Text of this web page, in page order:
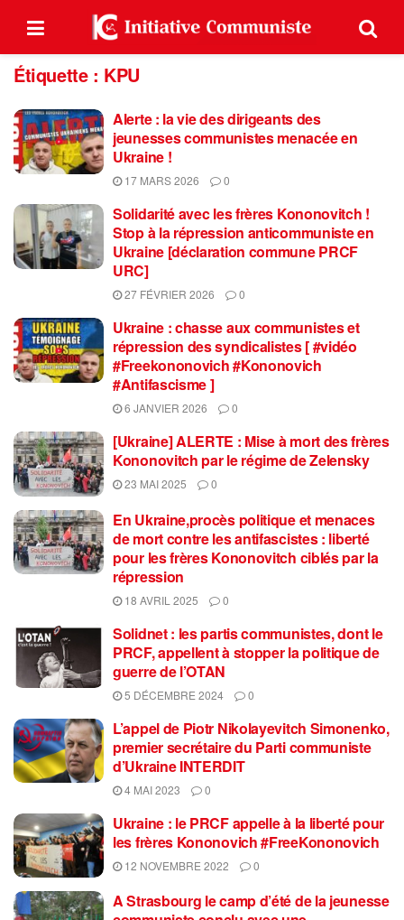
Étiquette : KPU
Alerte : la vie des dirigeants des
jeunesses communistes menacée en
Ukraine !
17 MARS 2026 0
Solidarité avec les frères Kononovitch !
Stop à la répression anticommuniste en
Ukraine [déclaration commune PRCF
URC]
27 FÉVRIER 2026 0
Ukraine : chasse aux communistes et
répression des syndicalistes [ #vidéo
#Freekononovich #Kononovich
#Antifascisme ]
6 JANVIER 2026 0
[Ukraine] ALERTE : Mise à mort des frères
Kononovitch par le régime de Zelensky
23 MAI 2025 0
En Ukraine,procès politique et menaces
de mort contre les antifascistes : liberté
pour les frères Kononovitch ciblés par la
répression
18 AVRIL 2025 0
Solidnet : les partis communistes, dont le
PRCF, appellent à stopper la politique de
guerre de l’OTAN
5 DÉCEMBRE 2024 0
L’appel de Piotr Nikolayevitch Simonenko,
premier secrétaire du Parti communiste
d’Ukraine INTERDIT
4 MAI 2023 0
Ukraine : le PRCF appelle à la liberté pour
les frères Kononovich #FreeKononovich
12 NOVEMBRE 2022 0
A Strasbourg le camp d’été de la jeunesse